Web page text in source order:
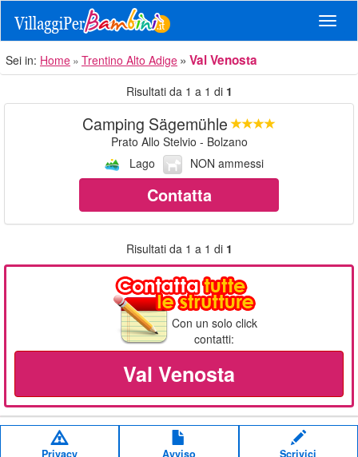
Sei in: Home Trentino Alto Adige Val Venosta
Risultati da 1 a 1 di 1
Camping Sägemühle
Prato Allo Stelvio - Bolzano
Lago
NON ammessi
Contatta
Risultati da 1 a 1 di 1
Con un solo click
contatti:
Val Venosta
Privacy
Avviso
Scrivici